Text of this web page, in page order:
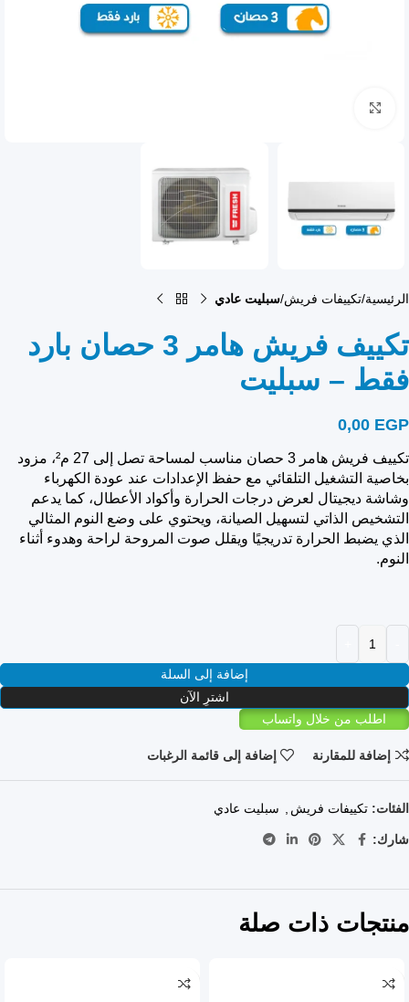
الرئيسية تكييفات فريش سبليت عادي
تكييف فريش هامر 3 حصان بارد
فقط – سبليت
0,00 EGP
تكييف فريش هامر 3 حصان مناسب لمساحة تصل إلى 27 م²، مزود
بخاصية التشغيل التلقائي مع حفظ الإعدادات عند عودة الكهرباء
وشاشة ديجيتال لعرض درجات الحرارة وأكواد الأعطال، كما يدعم
التشخيص الذاتي لتسهيل الصيانة، ويحتوي على وضع النوم المثالي
الذي يضبط الحرارة تدريجيًا ويقلل صوت المروحة لراحة وهدوء أثناء
النوم.
إضافة إلى السلة
اشترِ الآن
اطلب من خلال واتساب
إضافة للمقارنة إضافة إلى قائمة الرغبات
الفئات: تكييفات فريش , سبليت عادي
شارك:
منتجات ذات صلة